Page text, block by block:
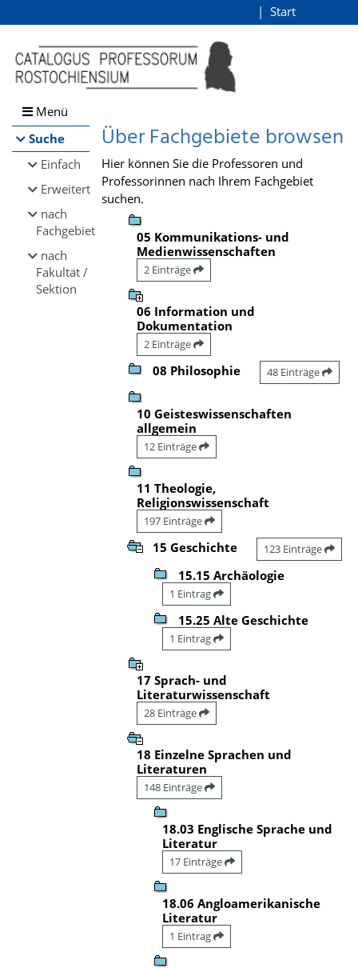
Browsen
direkt zum Inhalt
Start
Menü
Suche
Einfach
Erweitert
nach
Fachgebiet
nach
Fakultät /
Sektion
Über Fachgebiete browsen
Hier können Sie die Professoren und
Professorinnen nach Ihrem Fachgebiet
suchen.
05 Kommunikations- und
Medienwissenschaften
2 Einträge
06 Information und
Dokumentation
2 Einträge
08 Philosophie 48 Einträge
10 Geisteswissenschaften
allgemein
12 Einträge
11 Theologie,
Religionswissenschaft
197 Einträge
15 Geschichte 123 Einträge
15.15 Archäologie
1 Eintrag
15.25 Alte Geschichte
1 Eintrag
17 Sprach- und
Literaturwissenschaft
28 Einträge
18 Einzelne Sprachen und
Literaturen
148 Einträge
18.03 Englische Sprache und
Literatur
17 Einträge
18.06 Angloamerikanische
Literatur
1 Eintrag